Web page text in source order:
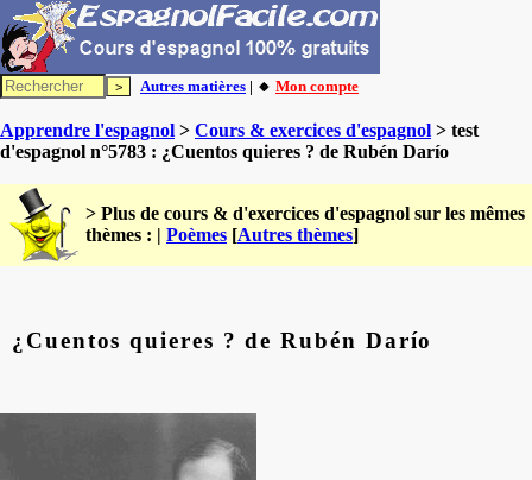
Autres matières | 🔸 Mon compte
Apprendre l'espagnol > Cours & exercices d'espagnol > test
d'espagnol n°5783 : ¿Cuentos quieres ? de Rubén Darío
> Plus de cours & d'exercices d'espagnol sur les mêmes
thèmes : | Poèmes [Autres thèmes]
¿Cuentos quieres ? de Rubén Darío